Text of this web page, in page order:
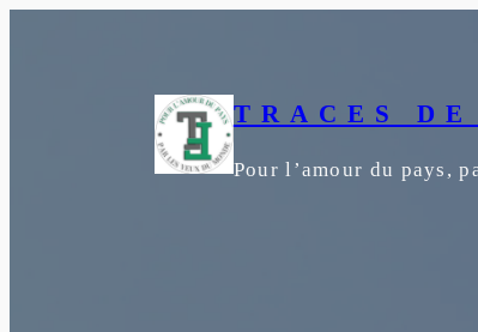
TRACES
Pour l’amour du pays,